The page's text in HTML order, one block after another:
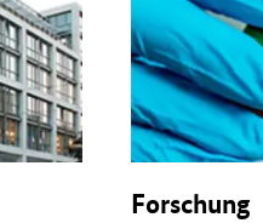
Forschung